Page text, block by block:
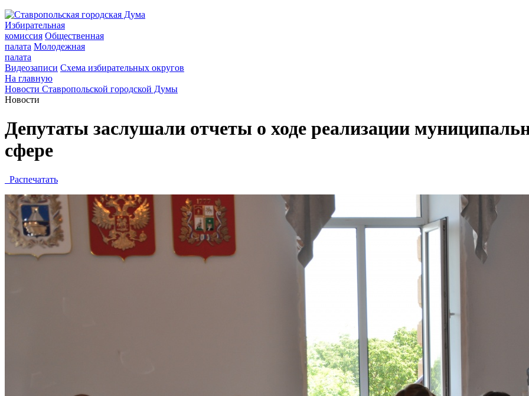
Избирательная
комиссия Общественная
палата Молодежная
палата
Видеозаписи Схема избирательных округов
На главную
Новости Ставропольской городской Думы
Новости
Депутаты заслушали отчеты о ходе реализации
сфере
Распечатать